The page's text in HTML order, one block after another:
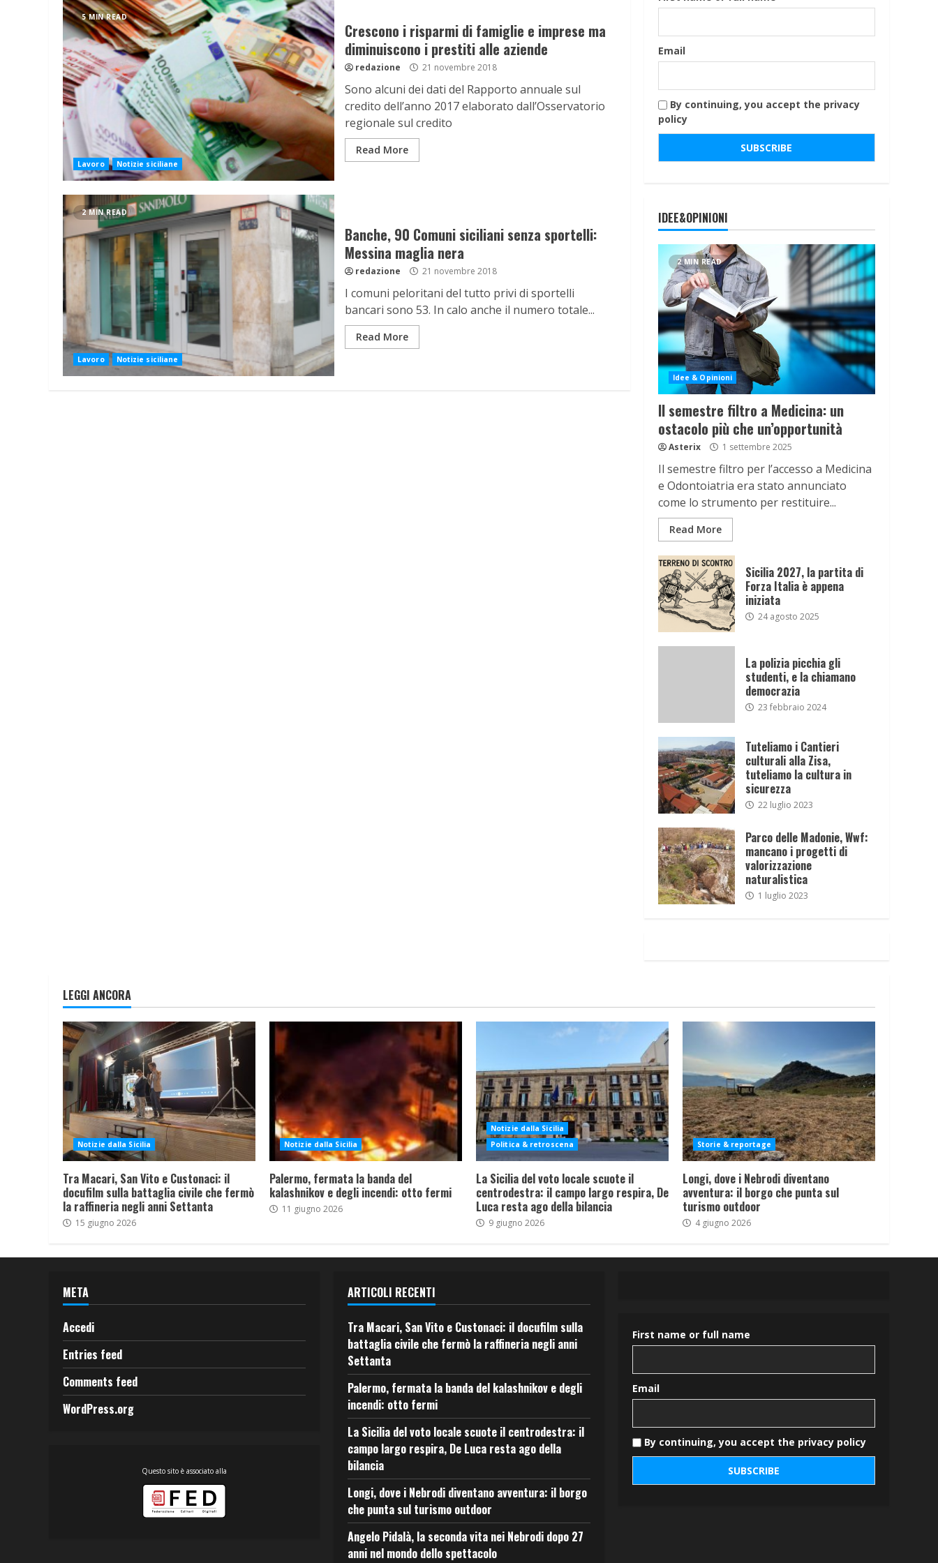
5 MIN READ
Lavoro Notizie siciliane
Crescono i risparmi di famiglie e imprese ma
diminuiscono i prestiti alle aziende
redazione 21 novembre 2018
Sono alcuni dei dati del Rapporto annuale sul
credito dell’anno 2017 elaborato dall’Osservatorio
regionale sul credito
Read More
2 MIN READ
Lavoro Notizie siciliane
Banche, 90 Comuni siciliani senza sportelli:
Messina maglia nera
redazione 21 novembre 2018
I comuni peloritani del tutto privi di sportelli
bancari sono 53. In calo anche il numero totale...
Read More
Email
By continuing, you accept the privacy
policy
IDEE&OPINIONI
2 MIN READ
Idee & Opinioni
Il semestre filtro a Medicina: un
ostacolo più che un’opportunità
Asterix 1 settembre 2025
Il semestre filtro per l’accesso a Medicina
e Odontoiatria era stato annunciato
come lo strumento per restituire...
Read More
Sicilia 2027, la partita di
Forza Italia è appena
iniziata
24 agosto 2025
La polizia picchia gli
studenti, e la chiamano
democrazia
23 febbraio 2024
Tuteliamo i Cantieri
culturali alla Zisa,
tuteliamo la cultura in
sicurezza
22 luglio 2023
Parco delle Madonie, Wwf:
mancano i progetti di
valorizzazione
naturalistica
1 luglio 2023
LEGGI ANCORA
Notizie dalla Sicilia
Tra Macari, San Vito e Custonaci: il
docufilm sulla battaglia civile che fermò
la raffineria negli anni Settanta
15 giugno 2026
Notizie dalla Sicilia
Palermo, fermata la banda del
kalashnikov e degli incendi: otto fermi
11 giugno 2026
Notizie dalla Sicilia
Politica & retroscena
La Sicilia del voto locale scuote il
centrodestra: il campo largo respira, De
Luca resta ago della bilancia
9 giugno 2026
Storie & reportage
Longi, dove i Nebrodi diventano
avventura: il borgo che punta sul
turismo outdoor
4 giugno 2026
META
Accedi
Entries feed
Comments feed
WordPress.org
Questo sito è associato alla
ARTICOLI RECENTI
Tra Macari, San Vito e Custonaci: il docufilm sulla
battaglia civile che fermò la raffineria negli anni
Settanta
Palermo, fermata la banda del kalashnikov e degli
incendi: otto fermi
La Sicilia del voto locale scuote il centrodestra: il
campo largo respira, De Luca resta ago della
bilancia
Longi, dove i Nebrodi diventano avventura: il borgo
che punta sul turismo outdoor
Angelo Pidalà, la seconda vita nei Nebrodi dopo 27
anni nel mondo dello spettacolo
First name or full name
Email
By continuing, you accept the privacy policy